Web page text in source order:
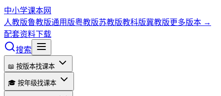
中小学课本网
人教版鲁教版通用版粤教版苏教版教科版冀教版更多版本 →
配套资料下载
搜索
📖 按版本找课本
🎓 按年级找课本